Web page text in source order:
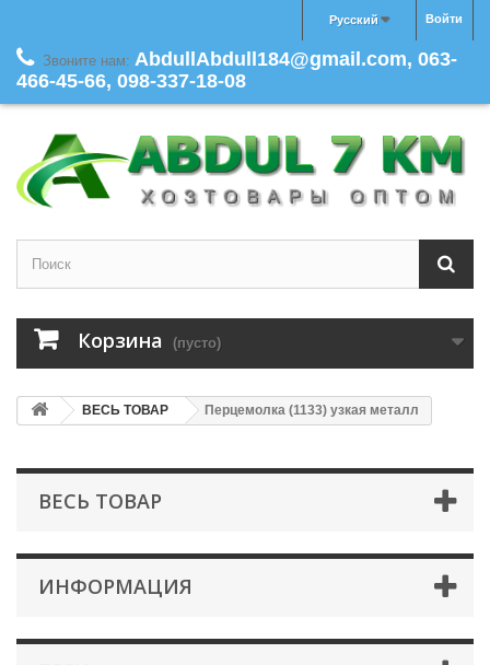
Войти
Русский
Звоните нам: AbdullAbdull184@gmail.com, 063-
466-45-66, 098-337-18-08
Корзина (пусто)
ВЕСЬ ТОВАР Перцемолка (1133) узкая металл
ВЕСЬ ТОВАР
ИНФОРМАЦИЯ